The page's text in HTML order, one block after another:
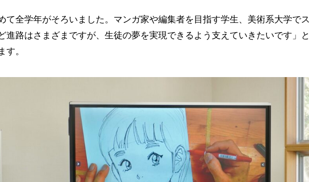
て全学年がそろいました。マンガ家や編集者を目指す学生、美術系大学で
進路はさまざまですが、生徒の夢を実現できるよう支えていきたいです」
す。